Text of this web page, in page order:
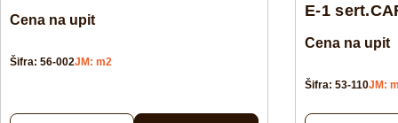
Cena na upit
Šifra: 56-002JM: m2
E-1
Cena na upit
Šifra: 53-110JM: